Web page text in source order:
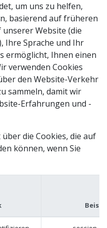
um uns zu helfen,
basierend auf früheren
Website (die
Ihre Sprache und Ihr
ermöglicht, Ihnen einen
verwenden Cookies
den Website-Verkehr
sammeln, damit wir
Erfahrungen und -
die Cookies, die auf
können, wenn Sie